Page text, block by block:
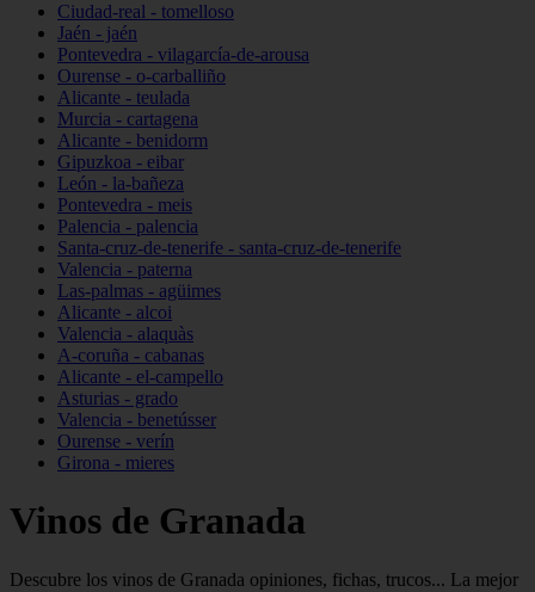
Ciudad-real - tomelloso
Jaén - jaén
Pontevedra - vilagarcía-de-arousa
Ourense - o-carballiño
Alicante - teulada
Murcia - cartagena
Alicante - benidorm
Gipuzkoa - eibar
León - la-bañeza
Pontevedra - meis
Palencia - palencia
Santa-cruz-de-tenerife - santa-cruz-de-tenerife
Valencia - paterna
Las-palmas - agüimes
Alicante - alcoi
Valencia - alaquàs
A-coruña - cabanas
Alicante - el-campello
Asturias - grado
Valencia - benetússer
Ourense - verín
Girona - mieres
Vinos de Granada
Descubre los vinos de Granada opiniones, fichas, trucos... La mejor